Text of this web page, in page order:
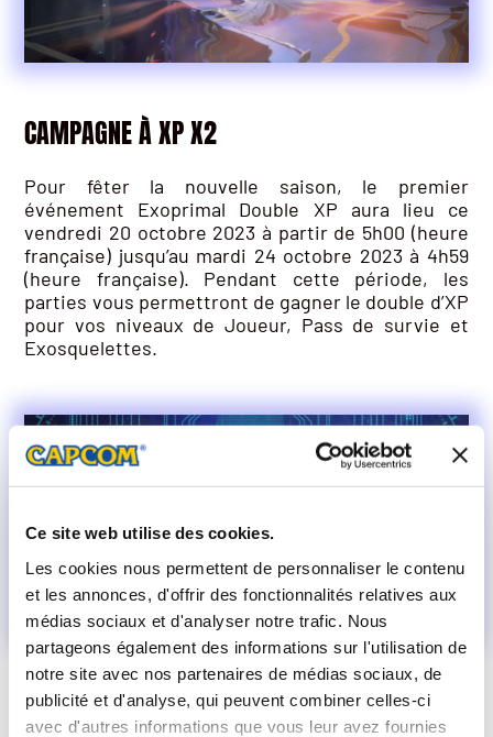
Ce site web utilise des cookies.
Les cookies nous permettent de personnaliser le contenu
et les annonces, d'offrir des fonctionnalités relatives aux
médias sociaux et d'analyser notre trafic. Nous
partageons également des informations sur l'utilisation de
notre site avec nos partenaires de médias sociaux, de
publicité et d'analyse, qui peuvent combiner celles-ci
avec d'autres informations que vous leur avez fournies
CAMPAGNE À XP X2
Pour fêter la nouvelle saison, le premier
événement Exoprimal Double XP aura lieu ce
vendredi 20 octobre 2023 à partir de 5h00 (heure
française) jusqu’au mardi 24 octobre 2023 à 4h59
(heure française). Pendant cette période, les
parties vous permettront de gagner le double d’XP
pour vos niveaux de Joueur, Pass de survie et
Exosquelettes.
ÉVÉNEMENT DE FÊTES